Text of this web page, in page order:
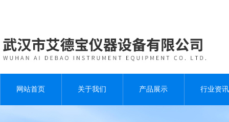
网站首页 关于我们 产品展示 行业资讯